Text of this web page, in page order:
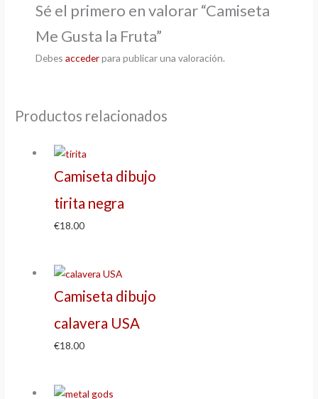
Sé el primero en valorar “Camiseta
Me Gusta la Fruta”
Debesaccederpara publicar una valoración.
Productos relacionados
Camiseta dibujo
tirita negra
€18.00
Camiseta dibujo
calavera USA
€18.00